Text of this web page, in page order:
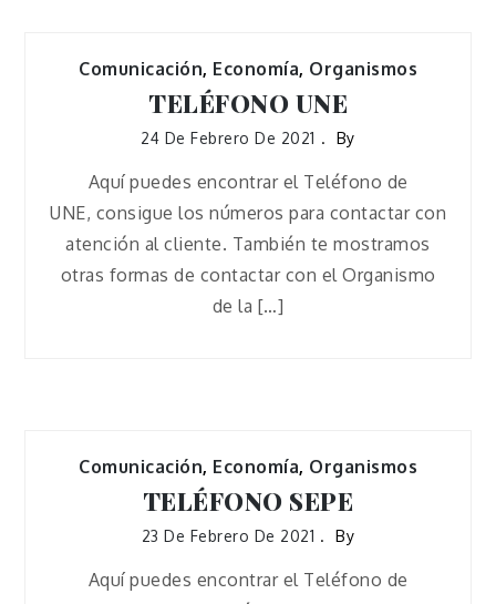
Comunicación, Economía, Organismos
TELÉFONO UNE
24 De Febrero De 2021 By
Aquí puedes encontrar el Teléfono de
UNE, consigue los números para contactar con
atención al cliente. También te mostramos
otras formas de contactar con el Organismo
de la […]
Comunicación, Economía, Organismos
TELÉFONO SEPE
23 De Febrero De 2021 By
Aquí puedes encontrar el Teléfono de